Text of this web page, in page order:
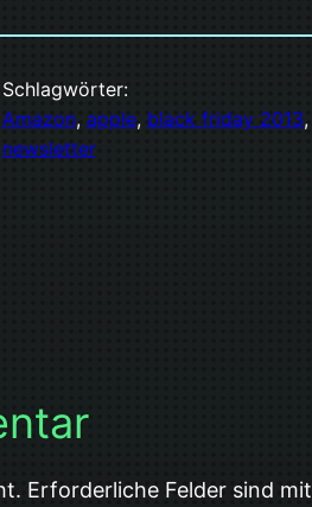
Schlagwörter:
Amazon, apple, black friday 2013,
newsletter
Erforderliche Felder sind mit